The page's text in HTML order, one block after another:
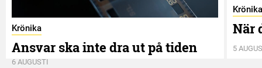
Krönika
Ansvar ska inte dra ut på tiden
6 AUGUSTI
Krönika
När
5